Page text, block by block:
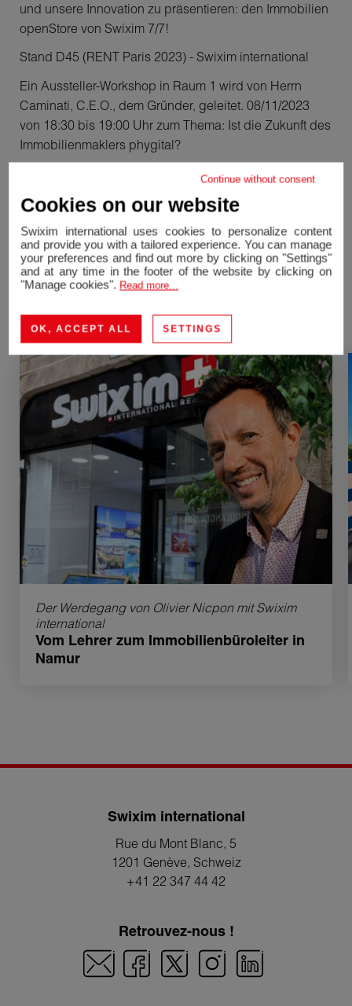
und unsere Innovation zu präsentieren: den Immobilien
openStore von Swixim 7/7!
Stand D45 (RENT Paris 2023) - Swixim international
Ein Aussteller-Workshop in Raum 1 wird von Herrn
Caminati, C.E.O., dem Gründer, geleitet. 08/11/2023
von 18:30 bis 19:00 Uhr zum Thema: Ist die Zukunft des
Immobilienmaklers phygital?
Übersetzt mit www.DeepL.com/Translator (kostenlose
Unser neuestes
Der Werdegang von Olivier Nicpon mit Swixim
international
Vom Lehrer zum Immobilienbüroleiter in
Namur
Swixim international
Rue du Mont Blanc, 5
1201 Genève, Schweiz
+41 22 347 44 42
Retrouvez-nous !
Continue without consent
Cookies on our website
Swixim international uses cookies to personalize content
and provide you with a tailored experience. You can manage
your preferences and find out more by clicking on "Settings"
and at any time in the footer of the website by clicking on
"Manage cookies". Read more...
OK, ACCEPT ALL SETTINGS